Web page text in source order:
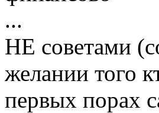
...
НЕ советами
желании того
первых порах